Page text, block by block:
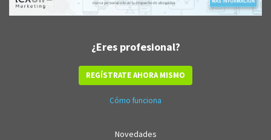
¿Eres profesional?
REGÍSTRATE AHORA MISMO
Cómo funciona
Novedades